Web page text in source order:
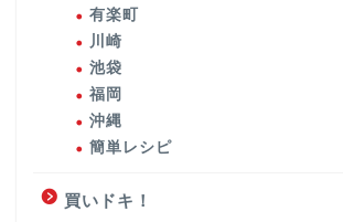
有楽町
川崎
池袋
福岡
沖縄
簡単レシピ
買いドキ！